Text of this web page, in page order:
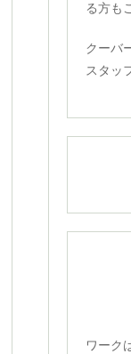
る方も
クーバ
スタッ
ワーク